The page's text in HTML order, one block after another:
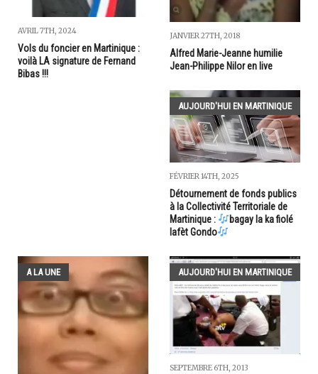
AVRIL 7TH, 2024
Vols du foncier en Martinique :
voilà LA signature de Fernand
Bibas !!!
JANVIER 27TH, 2018
Alfred Marie-Jeanne humilie
Jean-Philippe Nilor en live
AUJOURD'HUI EN MARTINIQUE
FÉVRIER 14TH, 2025
Détournement de fonds publics
à la Collectivité Territoriale de
Martinique :
bagay la ka fiolé
lafèt Gondo
A LA UNE AUJOURD'HUI EN MARTINIQUE
SEPTEMBRE 6TH, 2013